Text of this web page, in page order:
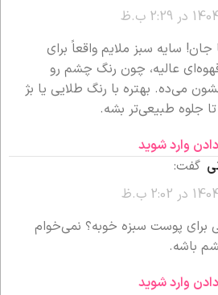
سایه سبز ملایم واقعاً برای
عالیه، چون رنگ چشم رو
می‌ده. بهتره با رنگ طلایی یا بژ
جلوه طبیعی‌تر بشه.
وارد شوید
گفت:
برای پوست سبزه خوبه؟ نمی‌خوام
باشه.
وارد شوید